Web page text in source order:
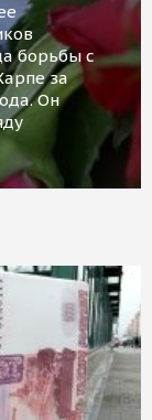
борьбы с
за
Он